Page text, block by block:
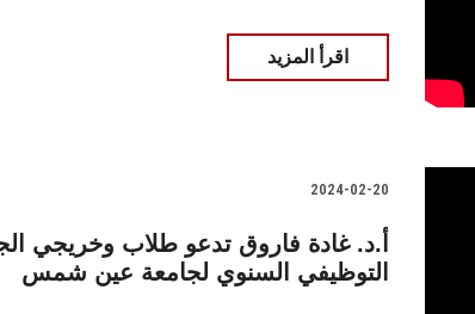
اقرأ المزيد
2024-02-20
أ.د. غادة فاروق تدعو طلاب وخريجي
التوظيفي السنوي لجامعة عين شمس